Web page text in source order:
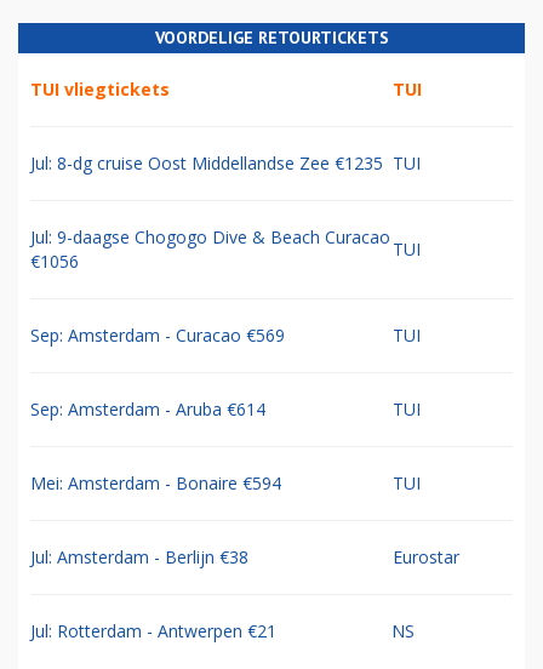
VOORDELIGE RETOURTICKETS
TUI vliegtickets TUI
Jul: 8-dg cruise Oost Middellandse Zee €1235 TUI
Jul: 9-daagse Chogogo Dive & Beach Curacao
€1056
TUI
Sep: Amsterdam - Curacao €569 TUI
Sep: Amsterdam - Aruba €614 TUI
Mei: Amsterdam - Bonaire €594 TUI
Jul: Amsterdam - Berlijn €38 Eurostar
Jul: Rotterdam - Antwerpen €21 NS